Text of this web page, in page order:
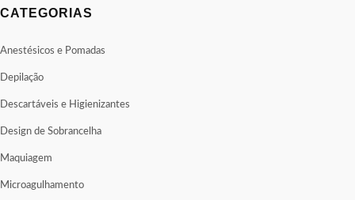
CATEGORIAS
Anestésicos e Pomadas
Depilação
Descartáveis e Higienizantes
Design de Sobrancelha
Maquiagem
Microagulhamento